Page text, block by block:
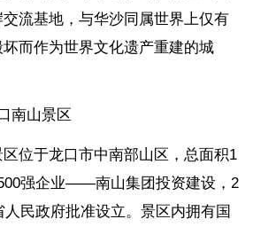
流基地，与华沙同属世界上仅有
而作为世界文化遗产重建的城
南山景区
位于龙口市中南部山区，总面积1
强企业——南山集团投资建设，2
民政府批准设立。景区内拥有国